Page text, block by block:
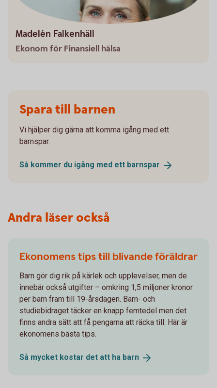
Madelén Falkenhäll
Ekonom för Finansiell hälsa
Spara till barnen
Vi hjälper dig gärna att komma igång med ett
barnspar.
Så kommer du igång med ett barnspar
Andra läser också
Ekonomens tips till blivande föräldrar
Barn gör dig rik på kärlek och upplevelser, men de
innebär också utgifter – omkring 1,5 miljoner kronor
per barn fram till 19-årsdagen. Barn- och
studiebidraget täcker en knapp femtedel men det
finns andra sätt att få pengarna att räcka till. Här är
ekonomens bästa tips.
Så mycket kostar det att ha barn